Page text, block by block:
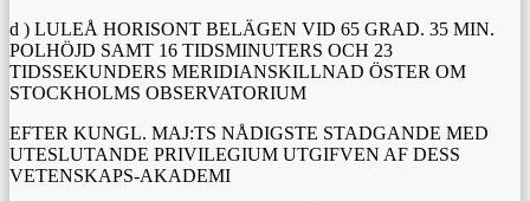
d ) LULEÅ HORISONT BELÄGEN VID 65 GRAD. 35 MIN.
POLHÖJD SAMT 16 TIDSMINUTERS OCH 23
TIDSSEKUNDERS MERIDIANSKILLNAD ÖSTER OM
STOCKHOLMS OBSERVATORIUM
EFTER KUNGL. MAJ:TS NÅDIGSTE STADGANDE MED
UTESLUTANDE PRIVILEGIUM UTGIFVEN AF DESS
VETENSKAPS-AKADEMI